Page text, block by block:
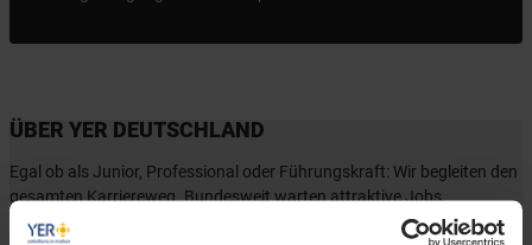
ÜBER YER DEUTSCHLAND
Egal ob als Junior, Professional oder Führungskraft: Wir begleiten den
gesamten Karriereweg. Bundesweit warten attraktive Jobs,
insbesondere in den Bereichen Mobility, Tech und Energy. Unser Ziel ist